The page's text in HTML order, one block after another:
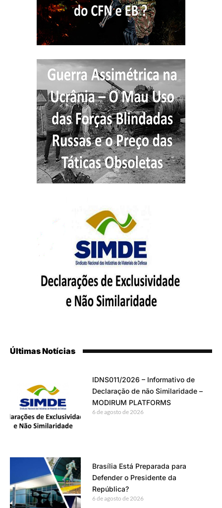
Últimas Notícias
IDNS011/2026 – Informativo de
Declaração de não Similaridade –
MODIRUM PLATFORMS
6 de agosto de 2026
Brasília Está Preparada para
Defender o Presidente da
República?
6 de agosto de 2026